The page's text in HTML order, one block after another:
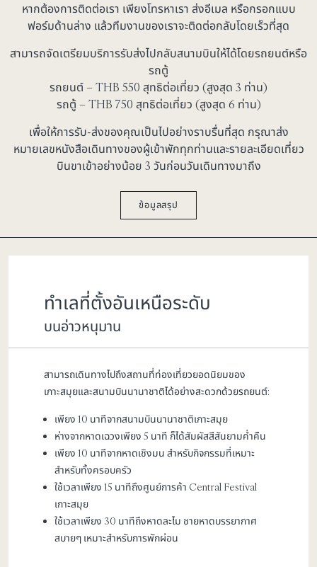
หากต้องการติดต่อเรา เพียงโทรหาเรา ส่งอีเมล หรือกรอกแบบ
ฟอร์มด้านล่าง แล้วทีมงานของเราจะติดต่อกลับโดยเร็วที่สุด
สามารถจัดเตรียมบริการรับส่งไปกลับสนามบินให้ได้โดยรถยนต์หรือ
รถตู้
รถยนต์ – THB 550 สุทธิต่อเที่ยว (สูงสุด 3 ท่าน)
รถตู้ – THB 750 สุทธิต่อเที่ยว (สูงสุด 6 ท่าน)
เพื่อให้การรับ-ส่งของคุณเป็นไปอย่างราบรื่นที่สุด กรุณาส่ง
หมายเลขหนังสือเดินทางของผู้เข้าพักทุกท่านและรายละเอียดเที่ยว
บินขาเข้าอย่างน้อย 3 วันก่อนวันเดินทางมาถึง
ข้อมูลสรุป
ทำเลที่ตั้งอันเหนือระดับ
บนอ่าวหนุมาน
สามารถเดินทางไปถึงสถานที่ท่องเที่ยวยอดนิยมของ
เกาะสมุยและสนามบินนานาชาติได้อย่างสะดวกด้วยรถยนต์:
เพียง 10 นาทีจากสนามบินนานาชาติเกาะสมุย
ห่างจากหาดเฉวงเพียง 5 นาที ก็ได้สัมผัสสีสันยามค่ำคืน
เพียง 10 นาทีจากหาดเชิงมน สำหรับกิจกรรมที่เหมาะ
สำหรับทั้งครอบครัว
ใช้เวลาเพียง 15 นาทีถึงศูนย์การค้า Central Festival
เกาะสมุย
ใช้เวลาเพียง 30 นาทีถึงหาดละไม ชายหาดบรรยากาศ
สบายๆ เหมาะสำหรับการพักผ่อน